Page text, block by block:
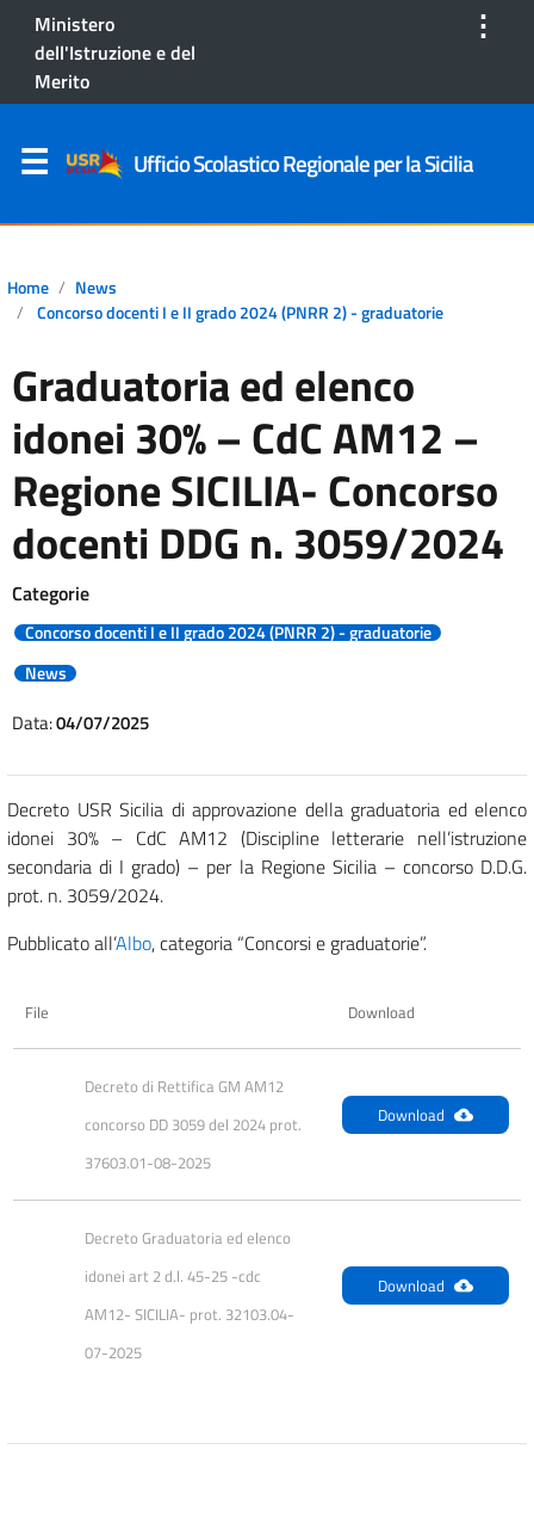
Ministero
dell'Istruzione e del
Merito
⋮
Ufficio Scolastico Regionale per la Sicilia
Home
News
Concorso docenti I e II grado 2024 (PNRR 2) - graduatorie
Graduatoria ed elenco
idonei 30% – CdC AM12 –
Regione SICILIA- Concorso
docenti DDG n. 3059/2024
Categorie
Concorso docenti I e II grado 2024 (PNRR 2) - graduatorie
News
Data:04/07/2025
Decreto USR Sicilia di approvazione della graduatoria ed elenco
idonei 30% – CdC AM12 (Discipline letterarie nell’istruzione
secondaria di I grado) – per la Regione Sicilia – concorso D.D.G.
prot. n. 3059/2024.
Pubblicato all’Albo, categoria “Concorsi e graduatorie”.
File Download
Decreto di Rettifica GM AM12
concorso DD 3059 del 2024 prot.
37603.01-08-2025
Download
Decreto Graduatoria ed elenco
idonei art 2 d.l. 45-25 -cdc
AM12- SICILIA- prot. 32103.04-
07-2025
Download